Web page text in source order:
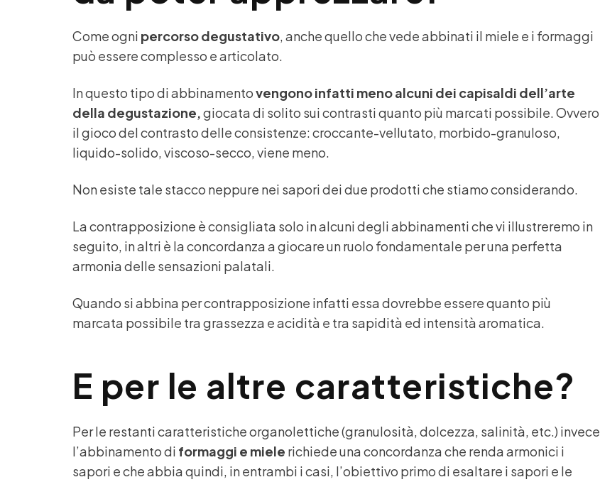
Come ogni percorso degustativo, anche quello che vede abbinati il miele e i formaggi
può essere complesso e articolato.
In questo tipo di abbinamentovengono infatti meno alcuni dei capisaldi dell’arte
della degustazione,giocata di solito sui contrasti quanto più marcati possibile. Ovvero
il gioco del contrasto delle consistenze: croccante-vellutato, morbido-granuloso,
liquido-solido, viscoso-secco, viene meno.
Non esiste tale stacco neppure nei sapori dei due prodotti che stiamo considerando.
La contrapposizione è consigliata solo in alcuni degli abbinamenti che vi illustreremo in
seguito, in altri è la concordanza a giocare un ruolo fondamentale per una perfetta
armonia delle sensazioni palatali.
Quando si abbina per contrapposizione infatti essa dovrebbe essere quanto più
marcata possibile tra grassezza e acidità e tra sapidità ed intensità aromatica.
E per le altre caratteristiche?
Per le restanti caratteristiche organolettiche (granulosità, dolcezza, salinità, etc.) invece
l’abbinamento di formaggi e miele richiede una concordanza che renda armonici i
sapori e che abbia quindi, in entrambi i casi, l’obiettivo primo di esaltare i sapori e le